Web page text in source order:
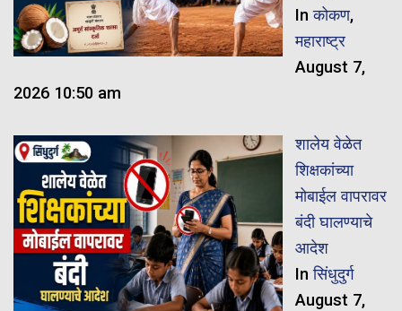
Inकोकण,
महाराष्ट्र
August 7,
2026 10:50 am
शालेय वेळेत
शिक्षकांच्या
मोबाईल वापरावर
बंदी घालण्याचे
आदेश
Inसिंधुदुर्ग
August 7,